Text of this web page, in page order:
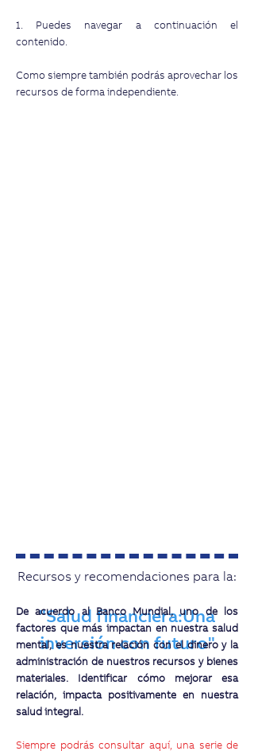
1. Puedes navegar a continuación el
contenido.
Como siempre también podrás aprovechar los
recursos de forma independiente.
Recursos y recomendaciones para la:
"Salud financiera:Una
inversión con futuro"
De acuerdo al Banco Mundial, uno de los
factores que más impactan en nuestra salud
mental, es nuestra relación con el dinero y la
administración de nuestros recursos y bienes
materiales. Identificar cómo mejorar esa
relación, impacta positivamente en nuestra
salud integral.
Siempre podrás consultar aquí, una serie de